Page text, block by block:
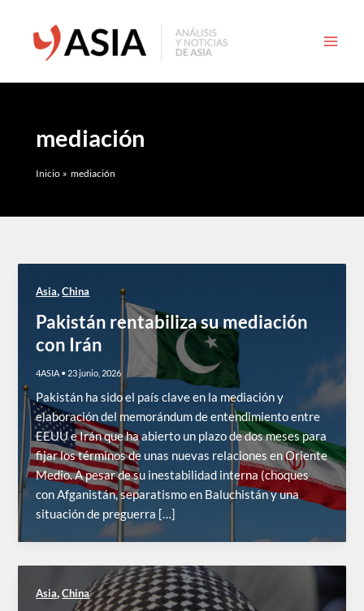
contenido
mediación
Inicio mediación
Asia,China
Pakistán rentabiliza su mediación
con Irán
4ASIA • 23 junio, 2026
Pakistán ha sido el país clave en la mediación y
elaboración del memorándum de entendimiento entre
EEUU e Irán que ha abierto un plazo de dos meses para
fijar los términos de unas nuevas relaciones en Oriente
Medio. A pesar de su inestabilidad interna (choques
con Afganistán, separatismo en Baluchistán y una
situación de preguerra […]
Asia,China